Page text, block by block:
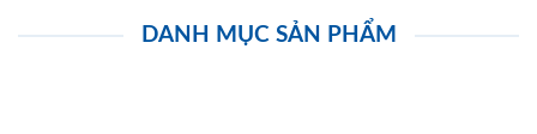
DANH MỤC SẢN PHẨM